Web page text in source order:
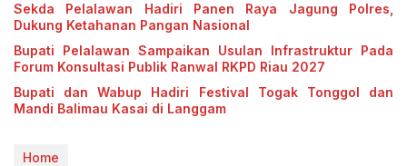
Sekda Pelalawan Hadiri Panen Raya Jagung Polres,
Dukung Ketahanan Pangan Nasional
Bupati Pelalawan Sampaikan Usulan Infrastruktur Pada
Forum Konsultasi Publik Ranwal RKPD Riau 2027
Bupati dan Wabup Hadiri Festival Togak Tonggol dan
Mandi Balimau Kasai di Langgam
Home